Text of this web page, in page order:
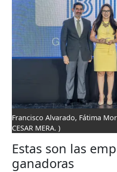
Francisco Alvarado, Fátima
CESAR MERA. )
Estas son las
ganadoras